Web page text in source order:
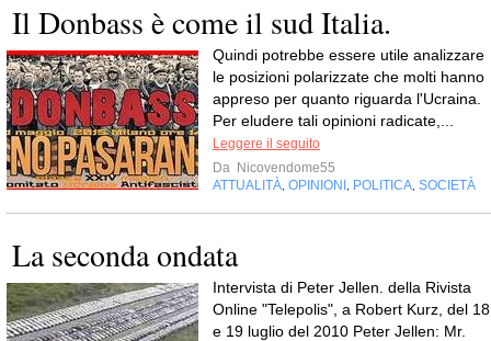
Il Donbass è come il sud Italia.
Quindi potrebbe essere utile analizzare
le posizioni polarizzate che molti hanno
appreso per quanto riguarda l'Ucraina.
Per eludere tali opinioni radicate,...
Leggere il seguito
Da Nicovendome55
ATTUALITÀ OPINIONI POLITICA SOCIETÀ
La seconda ondata
Intervista di Peter Jellen. della Rivista
Online "Telepolis", a Robert Kurz, del 18
e 19 luglio del 2010 Peter Jellen: Mr.